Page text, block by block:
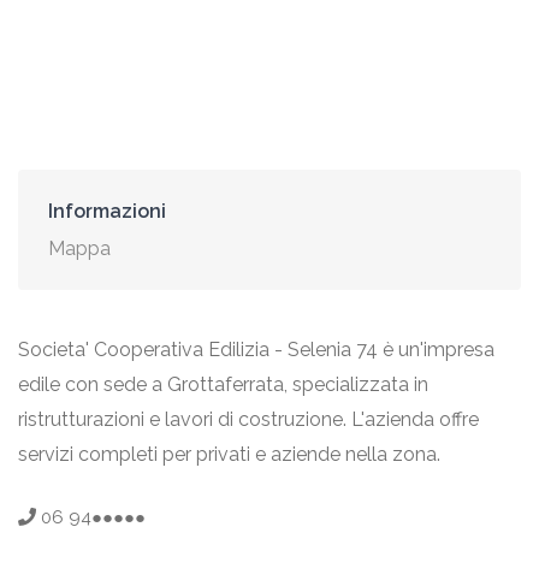
Informazioni
Mappa
Societa' Cooperativa Edilizia - Selenia 74 è un'impresa
edile con sede a Grottaferrata, specializzata in
ristrutturazioni e lavori di costruzione. L'azienda offre
servizi completi per privati e aziende nella zona.
06 94●●●●●